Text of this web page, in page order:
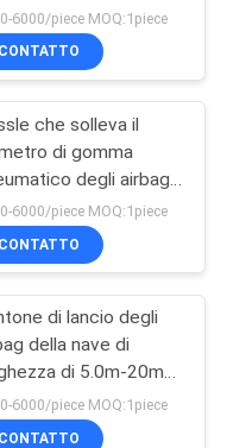
di
il colore nero per
6000/piece MOQ:1piece
CONTATTO
che solleva il
di gomma
degli airbag
con il certificato di
6000/piece MOQ:1piece
CONTATTO
di lancio degli
della nave di
di 5.0m-20m
la dimensione
6000/piece MOQ:1piece
CONTATTO